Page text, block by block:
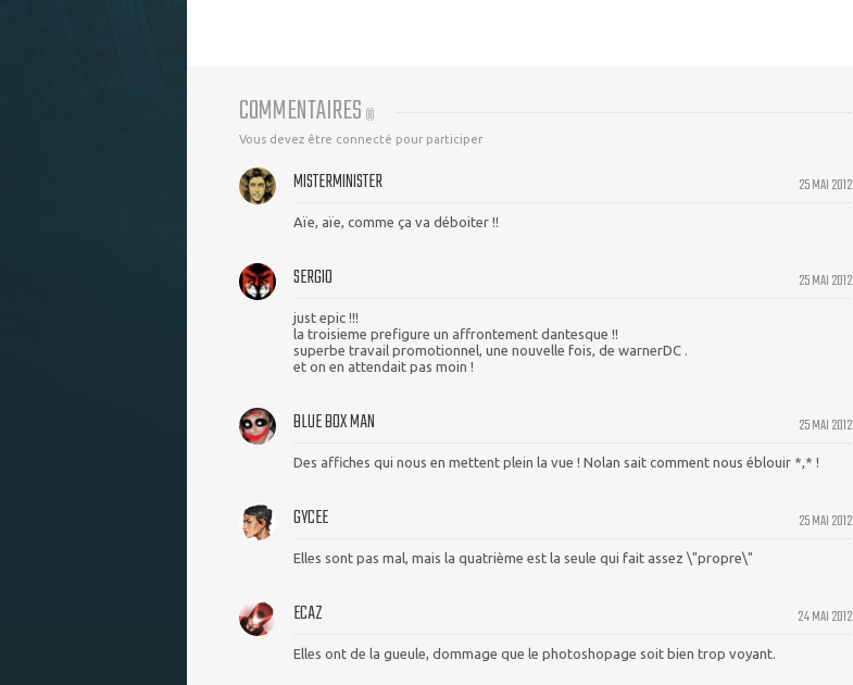
COMMENTAIRES (8)
Vous devez être connecté pour participer
25 MAI 2012
MISTERMINISTER
Aïe, aïe, comme ça va déboiter !!
25 MAI 2012
SERGIO
just epic !!!
la troisieme prefigure un affrontement dantesque !!
superbe travail promotionnel, une nouvelle fois, de warnerDC .
et on en attendait pas moin !
25 MAI 2012
BLUE BOX MAN
Des affiches qui nous en mettent plein la vue ! Nolan sait comment nous éblouir *,* !
25 MAI 2012
GYCEE
Elles sont pas mal, mais la quatrième est la seule qui fait assez \"propre\"
24 MAI 2012
ECAZ
Elles ont de la gueule, dommage que le photoshopage soit bien trop voyant.